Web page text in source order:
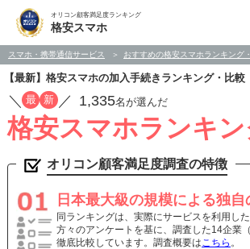
オリコン顧客満足度ランキング
格安スマホ
スマホ・携帯通信サービス おすすめの格安スマホランキング
【最新】格安スマホの加入手続きランキング・比較
／ 最 新 ／ 1,335名が選んだ
格安スマホランキ
オリコン顧客満足度調査の特徴
日本最大級の規模による独自
同ランキングは、実際にサービスを利用し
方々のアンケートを基に、調査した14企業
徹底比較しています。調査概要はこちら 。